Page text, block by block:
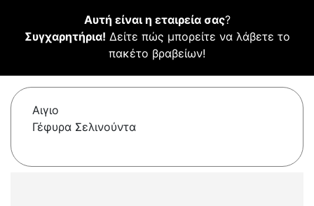
Αυτή είναι η εταιρεία σας?
Συγχαρητήρια! Δείτε πώς μπορείτε να λάβετε το
πακέτο βραβείων!
Αιγιο
Γέφυρα Σελινούντα